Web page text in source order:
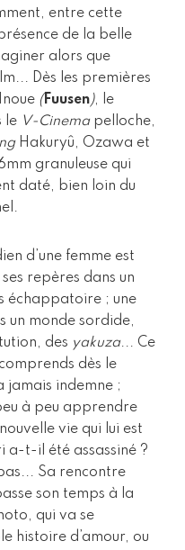
entre cette
de la belle
alors que
Dès les premières
(Fuusen), le
le V-Cinemapelloche,
Hakuryû, Ozawa et
granuleuse qui
daté, bien loin du
d’une femme est
repères dans un
échappatoire ; une
un monde sordide,
des yakuza... Ce
dès le
jamais indemne ;
à peu apprendre
vie qui lui est
a-t-il été assassiné ?
Sa rencontre
son temps à la
qui va se
histoire d’amour, ou